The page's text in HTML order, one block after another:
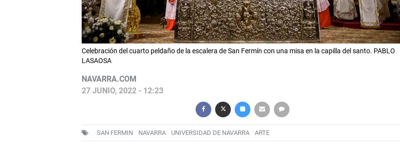
Celebración del cuarto peldaño de la escalera de San Fermín con una misa en la capilla del santo. PABLO
LASAOSA
NAVARRA.COM
27 JUNIO, 2022 - 12:23
SAN FERMIN NAVARRA UNIVERSIDAD DE NAVARRA ARTE